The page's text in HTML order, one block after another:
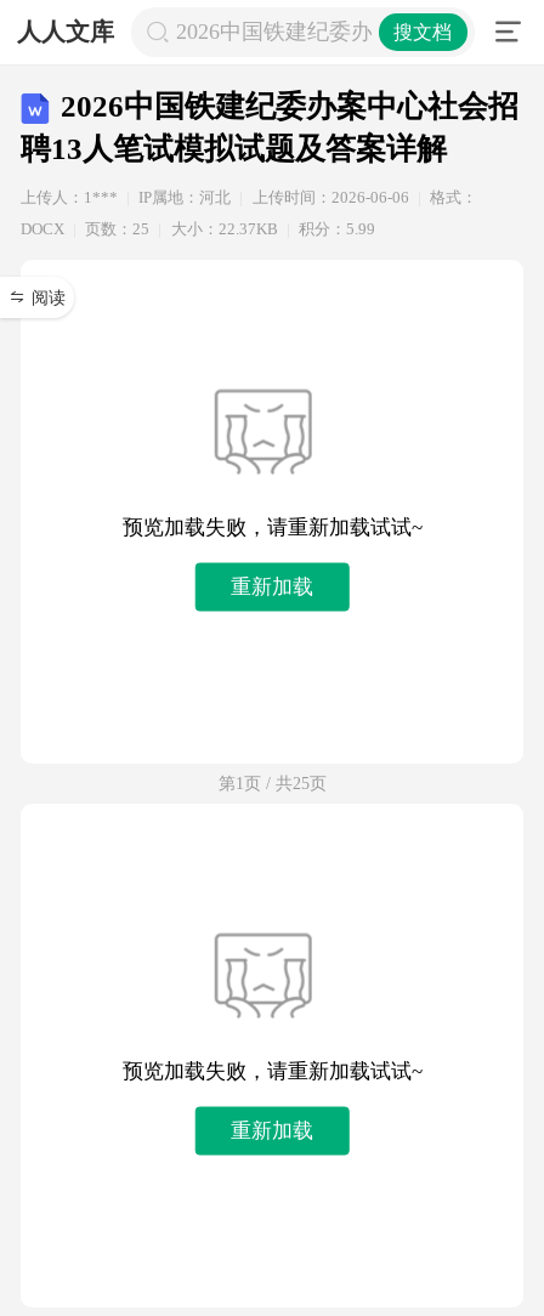
人人文库 2026中国铁建纪委办案中心社会招聘
搜文档
2026中国铁建纪委办案中心社会招
聘13人笔试模拟试题及答案详解
上传人：1*** IP属地：河北 上传时间：2026-06-06
格式：
DOCX
页数：25 大小：22.37KB 积分：5.99
阅读
预览加载失败，请重新加载试试~
重新加载
第1页 / 共25页
预览加载失败，请重新加载试试~
重新加载